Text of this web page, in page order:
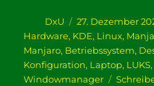
Autor
DxU
Veröffentlicht
am
27. Dezember
Hardware, KDE, Linux,
Manjaro, Betriebssystem,
Konfiguration, Laptop, LUKS
Windowmanager